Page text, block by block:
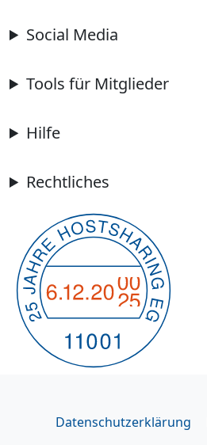
Social Media
Tools für Mitglieder
Hilfe
Rechtliches
Datenschutzerklärung